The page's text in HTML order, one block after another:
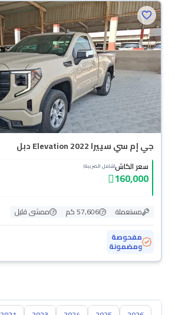
جي إم سي سييرا Elevation 2022 دبل
سعر الكاش(شامل الضريبة)
160,000
مستعملة 57,606 كم
ممشى قليل
مفحوصة
ومضمونة